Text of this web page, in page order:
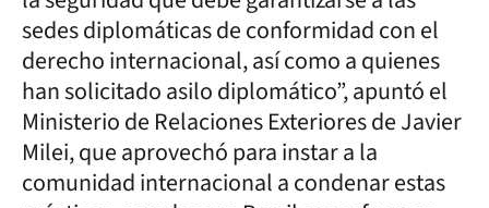
sedes diplomáticas de conformidad con el
derecho internacional, así como a quienes
han solicitado asilo diplomático”, apuntó el
Ministerio de Relaciones Exteriores de Javier
Milei, que aprovechó para instar a la
comunidad internacional a condenar estas